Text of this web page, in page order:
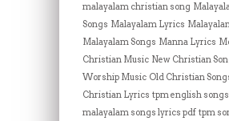
malayalam christian song
Songs Malayalam Lyrics
Malayalam Songs Manna Lyrics
Christian Music New Christian
Worship Music Old Christian
Christian Lyrics tpm english
malayalam songs lyrics pdf tpm